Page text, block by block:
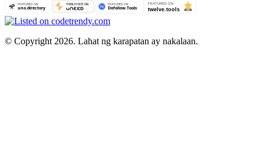
© Copyright 2026. Lahat ng karapatan ay nakalaan.